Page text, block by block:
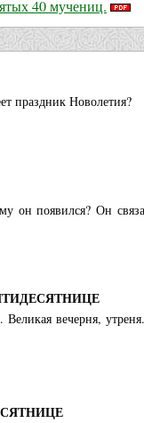
40 мучениц.
праздник Новолетия?
появился? Он
вечерня,